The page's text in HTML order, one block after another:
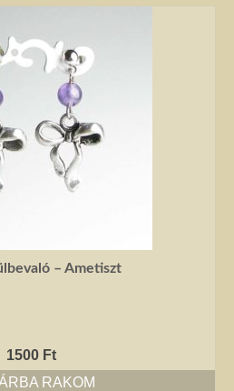
– Ametiszt
1500 Ft
RAKOM